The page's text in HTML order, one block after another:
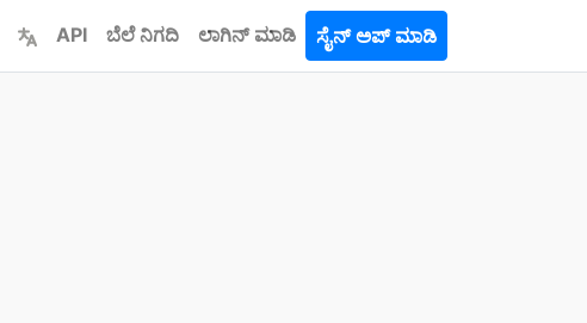
API ಬೆಲೆ ನಿಗದಿ ಲಾಗಿನ್ ಮಾಡಿ ಸೈನ್ ಅಪ್ ಮಾಡಿ